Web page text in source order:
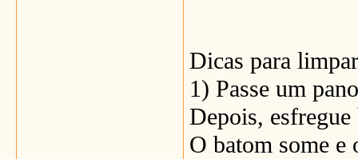
Dicas para
1) Passe um
Depois,
O batom some e